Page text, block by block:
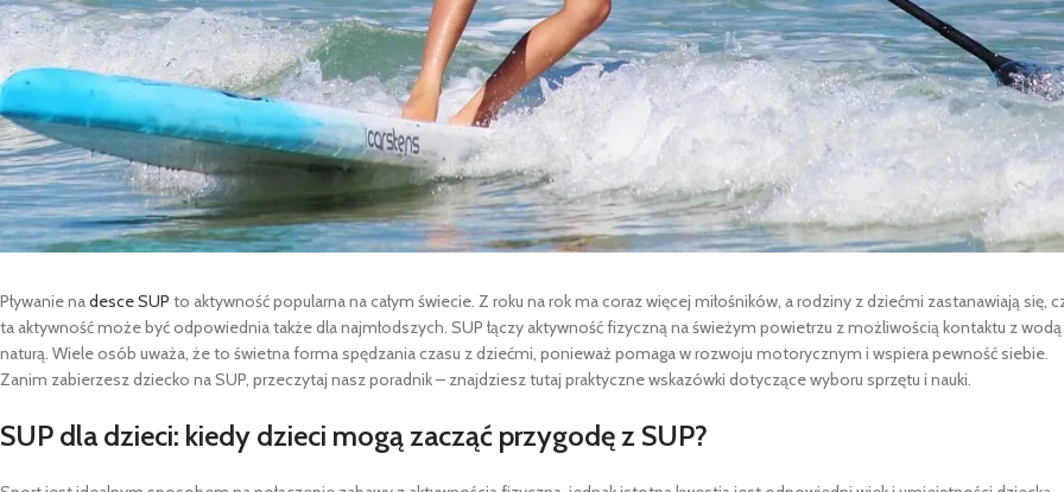
Pływanie nadesce SUP to aktywność popularna na całym świecie. Z roku na rok ma coraz więcej miłośników, a rodziny z dziećmi zastanawiają się,
ta aktywność może być odpowiednia także dla najmłodszych. SUP łączy aktywność fizyczną na świeżym powietrzu z możliwością kontaktu z wodą
naturą. Wiele osób uważa, że to świetna forma spędzania czasu z dziećmi, ponieważ pomaga w rozwoju motorycznym i wspiera pewność siebie.
Zanim zabierzesz dziecko na SUP, przeczytaj nasz poradnik – znajdziesz tutaj praktyczne wskazówki dotyczące wyboru sprzętu i nauki.
SUP dla dzieci: kiedy dzieci mogą zacząć przygodę z SUP?